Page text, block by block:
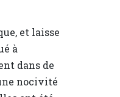
et laisse
à
dans de
nocivité